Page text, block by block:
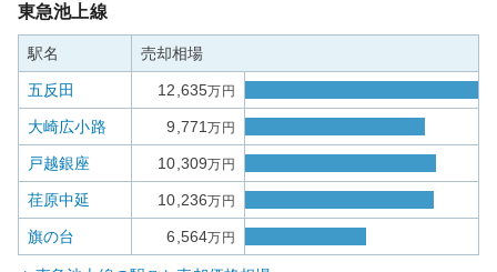
東急池上線
駅名 売却相場
五反田 12,635万円
大崎広小路 9,771万円
戸越銀座 10,309万円
荏原中延 10,236万円
旗の台 6,564万円